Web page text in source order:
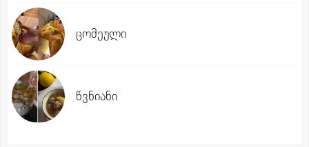
ცომეული
წვნიანი